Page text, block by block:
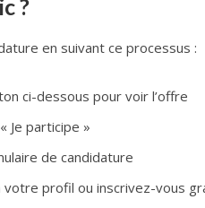
?
en suivant ce processus :
ci-dessous pour voir l’offre
Je participe »
de candidature
votre profil ou inscrivez-vous